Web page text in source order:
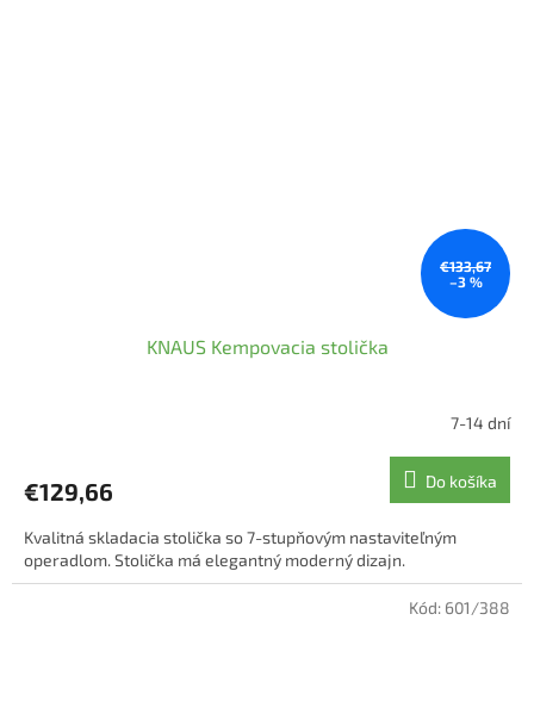
€133,67
–3 %
KNAUS Kempovacia stolička
7-14 dní
€129,66 Do košíka
Kvalitná skladacia stolička so 7-stupňovým nastaviteľným
operadlom. Stolička má elegantný moderný dizajn.
Kód: 601/388